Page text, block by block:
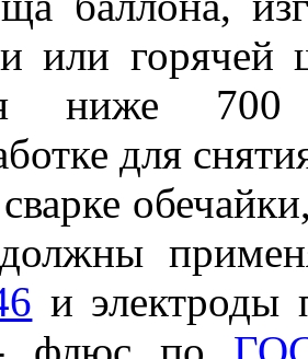
или горячей
ниже 700
для
и